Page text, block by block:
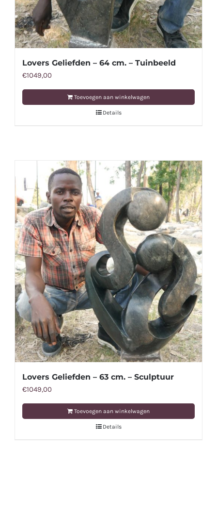
Lovers Geliefden – 64 cm. – Tuinbeeld
€1049,00
Toevoegen aan winkelwagen
Details
Lovers Geliefden – 63 cm. – Sculptuur
€1049,00
Toevoegen aan winkelwagen
Details